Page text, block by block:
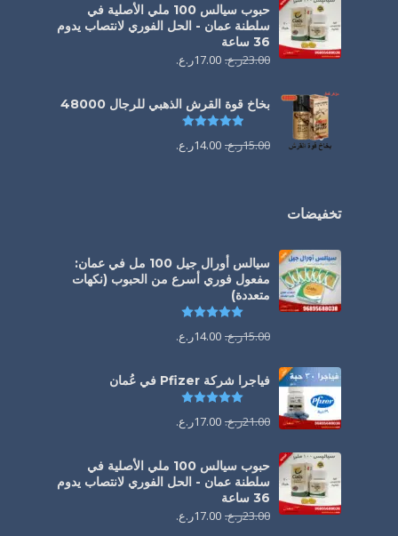
حبوب سيالس 100 ملي الأصلية في
سلطنة عمان - الحل الفوري لانتصاب يدوم
36 ساعة
23.00ر.ع. 17.00ر.ع.
بخاخ قوة القرش الذهبي للرجال 48000
تم التقييم
15.00ر.ع. 14.00ر.ع.
تخفيضات
سيالس أورال جيل 100 مل في عمان:
مفعول فوري أسرع من الحبوب (نكهات
متعددة)
15.00ر.ع. 14.00ر.ع.
فياجرا شركة Pfizer في عُمان
21.00ر.ع. 17.00ر.ع.
حبوب سيالس 100 ملي الأصلية في
سلطنة عمان - الحل الفوري لانتصاب يدوم
36 ساعة
23.00ر.ع. 17.00ر.ع.